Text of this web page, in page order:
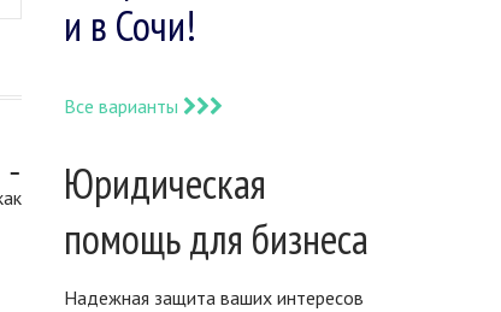
–
и в Сочи!
Все варианты
Юридическая
помощь для бизнеса
Надежная защита ваших интересов